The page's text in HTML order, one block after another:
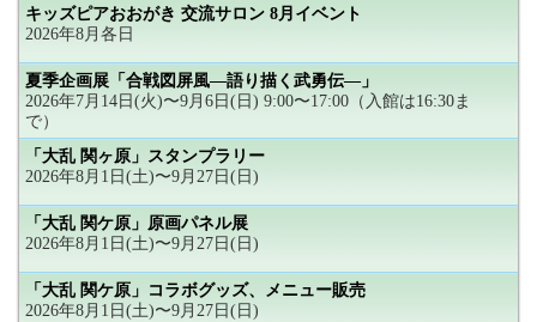
キッズピアおおがき 交流サロン 8月イベント
2026年8月各日
夏季企画展「合戦図屏風―語り描く武勇伝―」
2026年7月14日(火)〜9月6日(日) 9:00〜17:00（入館は16:30ま
で）
「大乱 関ヶ原」スタンプラリー
2026年8月1日(土)〜9月27日(日)
「大乱 関ケ原」原画パネル展
2026年8月1日(土)〜9月27日(日)
「大乱 関ケ原」コラボグッズ、メニュー販売
2026年8月1日(土)〜9月27日(日)